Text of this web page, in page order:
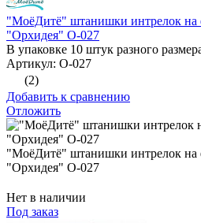
"МоёДитё" штанишки интрелок на
"Орхидея" О-027
В упаковке 10 штук разного
Артикул: О-027
(2)
Добавить к сравнению
Отложить
"МоёДитё" штанишки интрелок на
"Орхидея" О-027
Нет в наличии
Под заказ